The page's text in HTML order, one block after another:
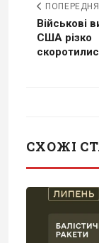
Військові
США різко
СХОЖІ